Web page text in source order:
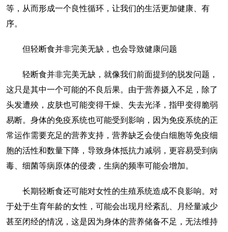
等，从而形成一个良性循环，让我们的生活更加健康、有
序。
但轻断食并非完美无缺，也会导致健康问题
轻断食并非完美无缺，就像我们前面提到的脱发问题，
这只是其中一个可能的不良后果。由于营养摄入不足，除了
头发遭殃，皮肤也可能变得干燥、失去光泽，指甲变得脆弱
易断。身体的免疫系统也可能受到影响，因为免疫系统的正
常运作需要充足的营养支持，营养缺乏会使白细胞等免疫细
胞的活性和数量下降，导致身体抵抗力减弱，更容易受到病
毒、细菌等病原体的侵袭，生病的频率可能会增加。
长期轻断食还可能对女性的生殖系统造成不良影响。对
于处于生育年龄的女性，可能会出现月经紊乱、月经量减少
甚至闭经的情况，这是因为身体的营养储备不足，无法维持